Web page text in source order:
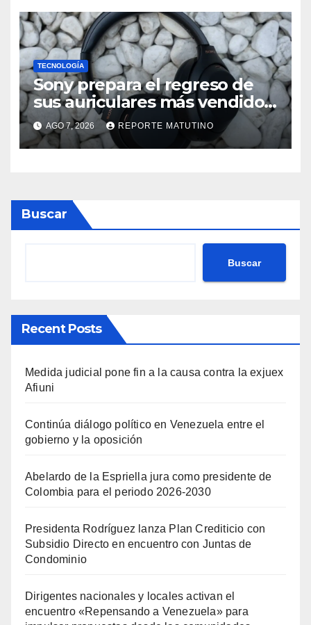
TECNOLOGÍA
Sony prepara el regreso de
sus auriculares más vendidos,
ahora más baratos
AGO 7, 2026 REPORTE MATUTINO
Buscar
Buscar
Recent Posts
Medida judicial pone fin a la causa contra la exjuex
Afiuni
Continúa diálogo político en Venezuela entre el
gobierno y la oposición
Abelardo de la Espriella jura como presidente de
Colombia para el periodo 2026-2030
Presidenta Rodríguez lanza Plan Crediticio con
Subsidio Directo en encuentro con Juntas de
Condominio
Dirigentes nacionales y locales activan el
encuentro «Repensando a Venezuela» para